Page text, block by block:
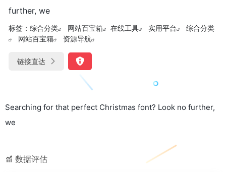
further, we
标签： 综合分类 网站百宝箱 在线工具 实用平台
综合分类
网站百宝箱
资源导航
链接直达
Searching for that perfect Christmas font? Look no further,
we
数据评估